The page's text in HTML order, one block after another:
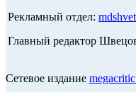
Рекламный отдел:
Главный редактор
Сетевое издание